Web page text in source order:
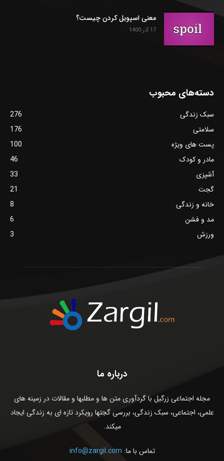
معنی اسپویل کردن چیست؟
17 آذر 1400
دسته‌های محبوب
سبک زندگی
276
سلامتی
176
پست های ویژه
100
مادر و کودک
46
آشپزی
33
گجت
21
خانه و زندگی
8
مد و فشن
6
ورزش
3
درباره ما
مجله اجتماعی زرگیل با گردآوری متن ها و مطلبها و مقالات در زمینه های
علمی، اجتماعی، سبک زندگی، بررسی گجتها رویکرد تازه ای به زندگی ایجاد
میکند.
تماس با ما: info@zargil.com